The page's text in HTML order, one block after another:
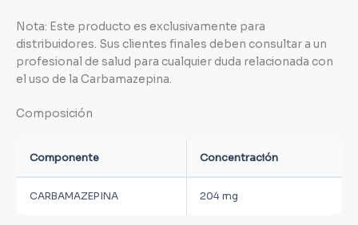
Nota: Este producto es exclusivamente para
distribuidores. Sus clientes finales deben consultar a un
profesional de salud para cualquier duda relacionada con
el uso de la Carbamazepina.
Composición
Componente Concentración
CARBAMAZEPINA 204 mg